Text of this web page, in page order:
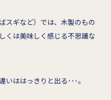
スギなど）では、木製のもの
くは美味しく感じる不思議な
ははっきりと出る･･･。